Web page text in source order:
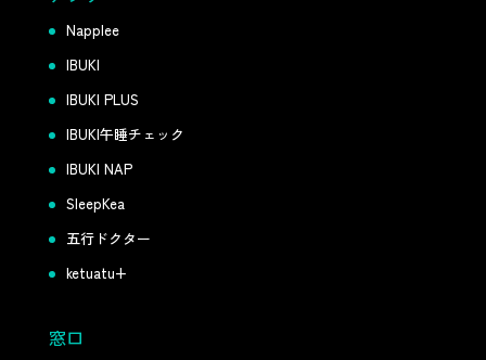
Napplee
IBUKI
IBUKI PLUS
IBUKI午睡チェック
IBUKI NAP
SleepKea
五行ドクター
ketuatu+
窓口